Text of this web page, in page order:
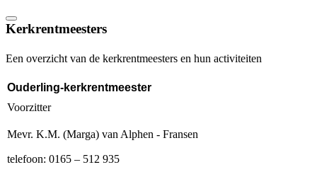
Kerkrentmeesters
Een overzicht van de kerkrentmeesters en hun activiteiten
Ouderling-kerkrentmeester
Voorzitter
Mevr. K.M. (Marga) van Alphen - Fransen
telefoon: 0165 – 512 935